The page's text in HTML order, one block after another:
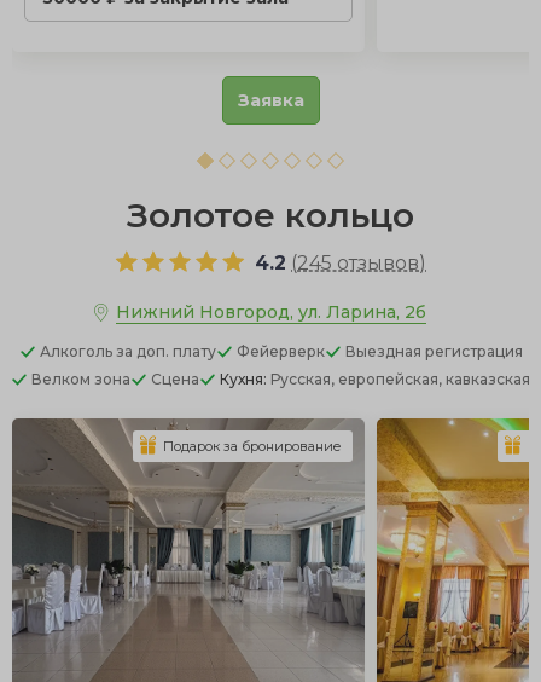
Заявка
Золотое кольцо
4.2 (245 отзывов)
Нижний Новгород, ул. Ларина, 2б
Алкоголь за доп. плату Фейерверк
Выездная регистрация
Велком зона
Сцена Кухня: Русская, европейская, кавказская
Подарок за бронирование